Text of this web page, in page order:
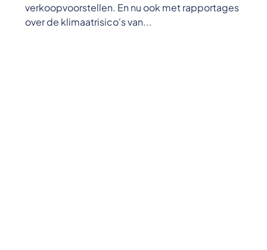
verkoopvoorstellen. En nu ook met rapportages
over de klimaatrisico's van...